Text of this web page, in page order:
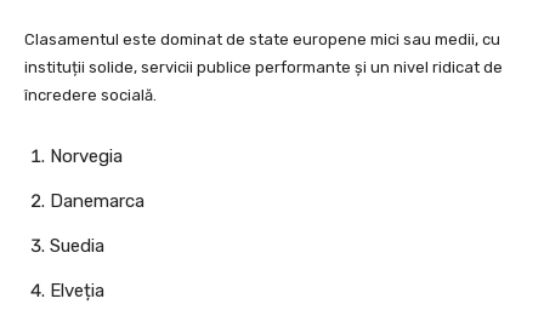
Clasamentul este dominat de state europene mici sau medii, cu
instituții solide, servicii publice performante și un nivel ridicat de
încredere socială.
Norvegia
Danemarca
Suedia
Elveția